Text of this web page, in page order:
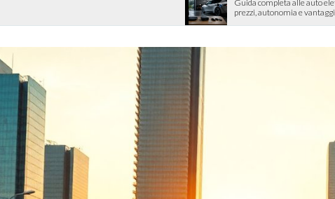
Guida completa alle auto
prezzi, autonomia e vantaggi